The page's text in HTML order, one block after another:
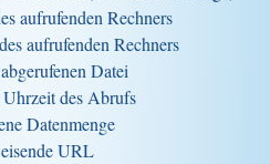
aufrufenden Rechners
aufrufenden Rechners
Datei
des Abrufs
Datenmenge
URL